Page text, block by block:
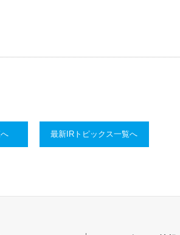
最新IRトピックス一覧へ